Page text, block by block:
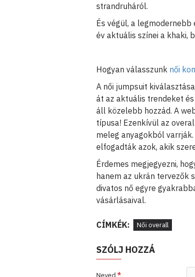
strandruháról.
És végül, a
év aktuális színei a khaki,
Hogyan válasszunk női
A női jumpsuit
át az aktuális trendeket
áll közelebb hozzád. A
típusa! Ezenkívül az
meleg anyagokból
elfogadták azok, akik
Érdemes megjegyezni,
hanem az ukrán tervezők
divatos nő egyre
vásárlásaival.
CÍMKÉK: Női overall
SZÓLJ HOZZÁ